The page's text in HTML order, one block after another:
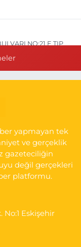
NO:21 E TIP
B ESKİ DEVLET
yapmayan tek
ve gerçeklik
gazeteciliğin
değil gerçekleri
platformu.
Eskişehir